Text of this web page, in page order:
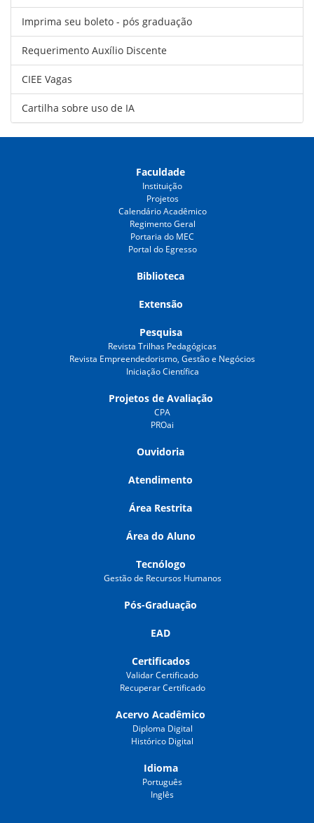
Imprima seu boleto - pós graduação
Requerimento Auxílio Discente
CIEE Vagas
Cartilha sobre uso de IA
Faculdade
Instituição
Projetos
Calendário Acadêmico
Regimento Geral
Portaria do MEC
Portal do Egresso
Biblioteca
Extensão
Pesquisa
Revista Trilhas Pedagógicas
Revista Empreendedorismo, Gestão e Negócios
Iniciação Científica
Projetos de Avaliação
CPA
PROai
Ouvidoria
Atendimento
Área Restrita
Área do Aluno
Tecnólogo
Gestão de Recursos Humanos
Pós-Graduação
EAD
Certificados
Validar Certificado
Recuperar Certificado
Acervo Acadêmico
Diploma Digital
Histórico Digital
Idioma
Português
Inglês